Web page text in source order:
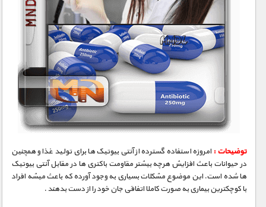
کیهان / نجوم
گردشگری
ماورایی
مسابقات / ورزشی
مستند های اختصاصی
توضیحات : امروزه استفاده گسترده از آنتی بیوتیک ها برای تولید غذا و همچنین
در حیوانات باعث افزایش هرچه بیشتر مقاومت باکتری ها در مقابل آنتی بیوتیک
ها شده است. این موضوع مشکلات بسیاری به وجود آورده که باعث میشه افراد
با کوچکترین بیماری به صورت کاملا اتفاقی جان خود را از دست بدهند .